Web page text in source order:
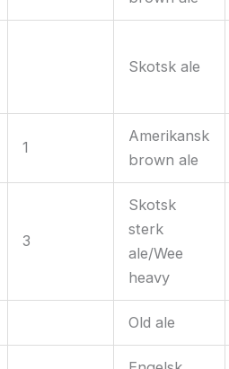
Skotsk ale
1
Amerikansk
brown ale
3
Skotsk
sterk
ale/Wee
heavy
Old ale